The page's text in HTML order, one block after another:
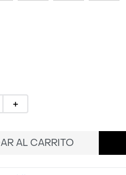
＋
AL CARRITO